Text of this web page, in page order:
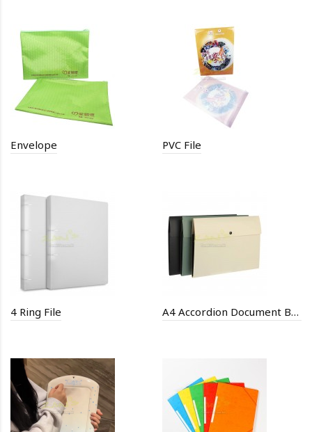
Envelope PVC File
4 Ring File A4 Accordion Document Bag